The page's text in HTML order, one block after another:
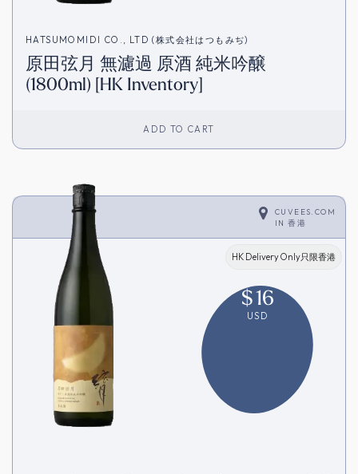
HATSUMOMIDI CO., LTD (株式会社はつもみぢ)
原田弦月 無濾過 原酒 純米吟醸
(1800ml) [HK Inventory]
ADD TO CART
CUVEES.COM
IN香港
HK Delivery Only只限香港
$16
USD